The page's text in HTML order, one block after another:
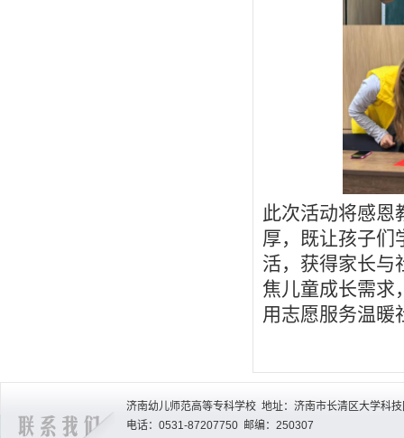
此次活动将感恩
厚，既让孩子们
活，获得家长与
焦儿童成长需求
用志愿服务温暖
济南幼儿师范高等专科学校 地址：济南市长清区大学科
电话：0531-87207750 邮编：250307